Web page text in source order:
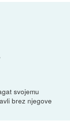
svojemu
brez njegove